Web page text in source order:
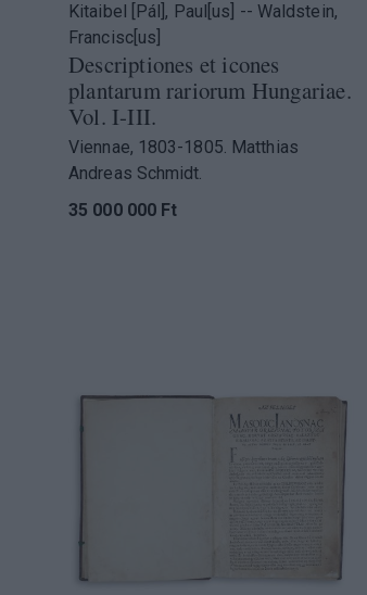
Kitaibel [Pál], Paul[us] -- Waldstein,
Francisc[us]
Descriptiones et icones
plantarum rariorum Hungariae.
Vol. I-III.
Viennae, 1803-1805. Matthias
Andreas Schmidt.
35 000 000 Ft